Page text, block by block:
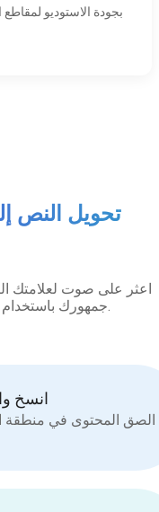
تحويل النص
اعثر على صوت لعلامتك
جمهورك باستخدام الصوت المركب الحيوي الخاص بنا.
انسخ
الصق المحتوى في